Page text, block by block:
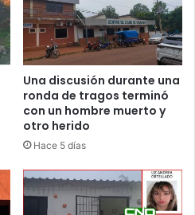
Una discusión durante una
ronda de tragos terminó
con un hombre muerto y
otro herido
Hace 5 días